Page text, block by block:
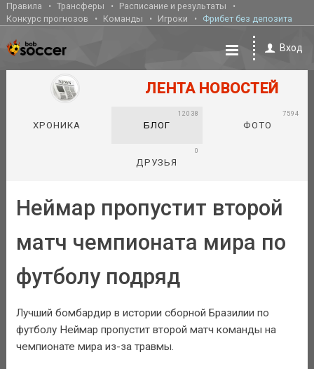
Правила Трансферы
Расписание и результаты
Конкурс прогнозов
Команды Игроки Фрибет без депозита
Вход
ЛЕНТА НОВОСТЕЙ
ХРОНИКА БЛОГ
12038
ФОТО
7594
ДРУЗЬЯ
0
Неймар пропустит второй
матч чемпионата мира по
футболу подряд
Лучший бомбардир в истории сборной Бразилии по
футболу Неймар пропустит второй матч команды на
чемпионате мира из-за травмы.